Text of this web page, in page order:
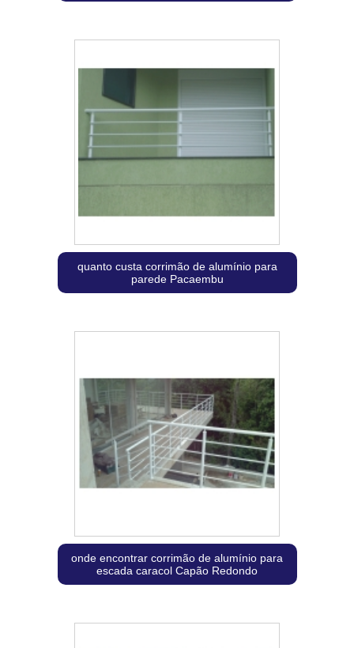
quanto custa corrimão de alumínio para
parede Pacaembu
onde encontrar corrimão de alumínio para
escada caracol Capão Redondo